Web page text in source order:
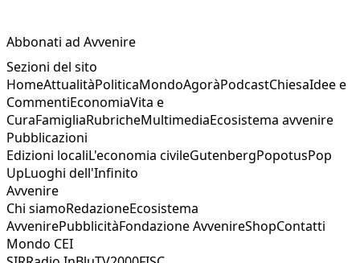
Abbonati ad Avvenire
Sezioni del sito
HomeAttualitàPoliticaMondoAgoràPodcastChiesaIdee e
CommentiEconomiaVita e
CuraFamigliaRubricheMultimediaEcosistema avvenire
Pubblicazioni
Edizioni localiL'economia civileGutenbergPopotusPop
UpLuoghi dell'Infinito
Avvenire
Chi siamoRedazioneEcosistema
AvvenirePubblicitàFondazione AvvenireShopContatti
Mondo CEI